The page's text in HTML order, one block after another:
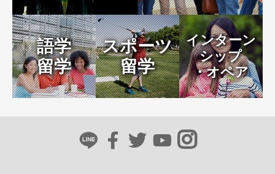
語学
留学
スポーツ
留学
インターン
シップ
・オペア